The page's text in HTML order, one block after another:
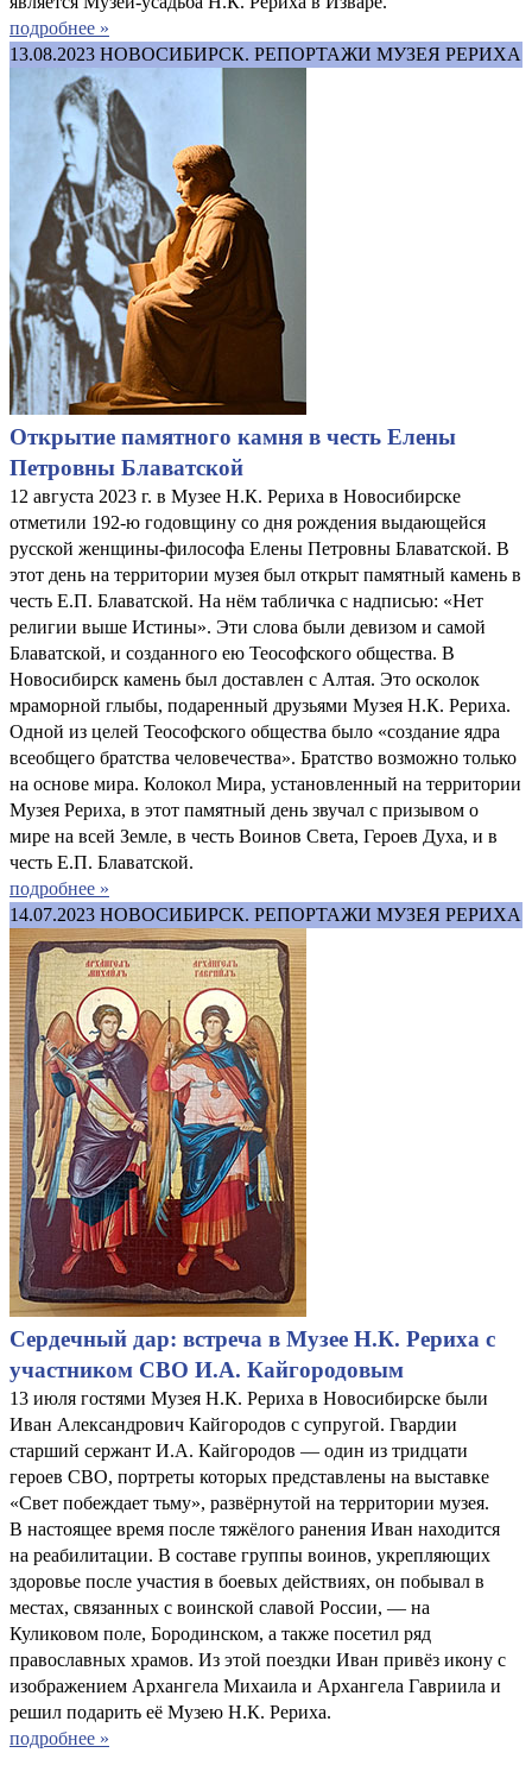
подробнее »
13.08.2023 НОВОСИБИРСК. РЕПОРТАЖИ МУЗЕЯ РЕРИХА
Открытие памятного камня в честь Елены
Петровны Блаватской
12 августа 2023 г. в Музее Н.К. Рериха в Новосибирске
отметили 192-ю годовщину со дня рождения выдающейся
русской женщины-философа Елены Петровны Блаватской. В
этот день на территории музея был открыт памятный камень в
честь Е.П. Блаватской. На нём табличка с надписью: «Нет
религии выше Истины». Эти слова были девизом и самой
Блаватской, и созданного ею Теософского общества. В
Новосибирск камень был доставлен с Алтая. Это осколок
мраморной глыбы, подаренный друзьями Музея Н.К. Рериха.
Одной из целей Теософского общества было «создание ядра
всеобщего братства человечества». Братство возможно только
на основе мира. Колокол Мира, установленный на территории
Музея Рериха, в этот памятный день звучал с призывом о
мире на всей Земле, в честь Воинов Света, Героев Духа, и в
честь Е.П. Блаватской.
подробнее »
14.07.2023 НОВОСИБИРСК. РЕПОРТАЖИ МУЗЕЯ РЕРИХА
Сердечный дар: встреча в Музее Н.К. Рериха с
участником СВО И.А. Кайгородовым
13 июля гостями Музея Н.К. Рериха в Новосибирске были
Иван Александрович Кайгородов с супругой. Гвардии
старший сержант И.А. Кайгородов — один из тридцати
героев СВО, портреты которых представлены на выставке
«Свет побеждает тьму», развёрнутой на территории музея.
В настоящее время после тяжёлого ранения Иван находится
на реабилитации. В составе группы воинов, укрепляющих
здоровье после участия в боевых действиях, он побывал в
местах, связанных с воинской славой России, — на
Куликовом поле, Бородинском, а также посетил ряд
православных храмов. Из этой поездки Иван привёз икону с
изображением Архангела Михаила и Архангела Гавриила и
решил подарить её Музею Н.К. Рериха.
подробнее »